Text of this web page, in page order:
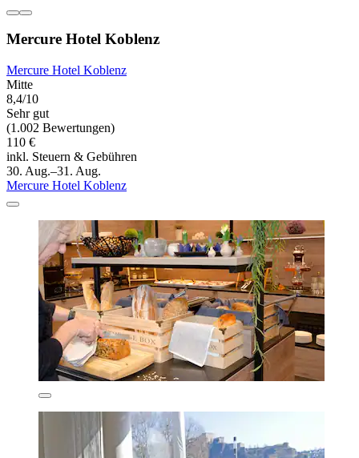
Mercure Hotel Koblenz
Mercure Hotel Koblenz
Mitte
8,4/10
Sehr gut
(1.002 Bewertungen)
110 €
inkl. Steuern & Gebühren
30. Aug.–31. Aug.
Mercure Hotel Koblenz